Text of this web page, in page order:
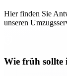
Hier finden Sie
unseren
Wie früh sollte